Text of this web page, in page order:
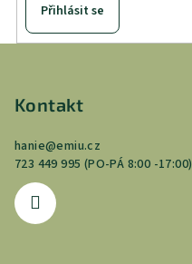
Přihlásit se
Kontakt
hanie@emiu.cz
723 449 995 (PO-PÁ 8:00 -17:00)